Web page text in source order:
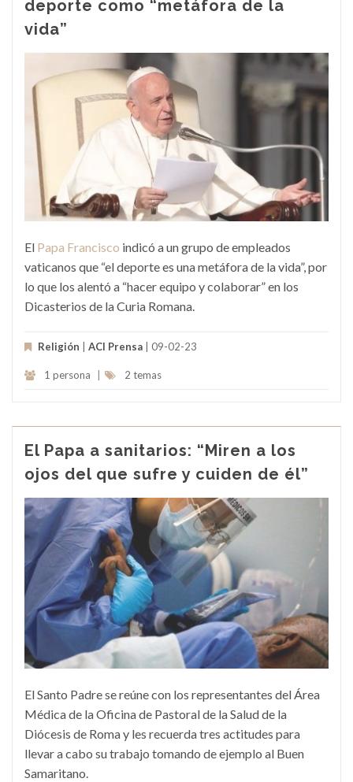
deporte como “metáfora de la
vida”
El Papa Francisco indicó a un grupo de empleados
vaticanos que “el deporte es una metáfora de la vida”, por
lo que los alentó a “hacer equipo y colaborar” en los
Dicasterios de la Curia Romana.
Religión ACI Prensa | 09-02-23
1 persona 2 temas
El Papa a sanitarios: “Miren a los
ojos del que sufre y cuiden de él”
El Santo Padre se reúne con los representantes del Área
Médica de la Oficina de Pastoral de la Salud de la
Diócesis de Roma y les recuerda tres actitudes para
llevar a cabo su trabajo tomando de ejemplo al Buen
Samaritano.